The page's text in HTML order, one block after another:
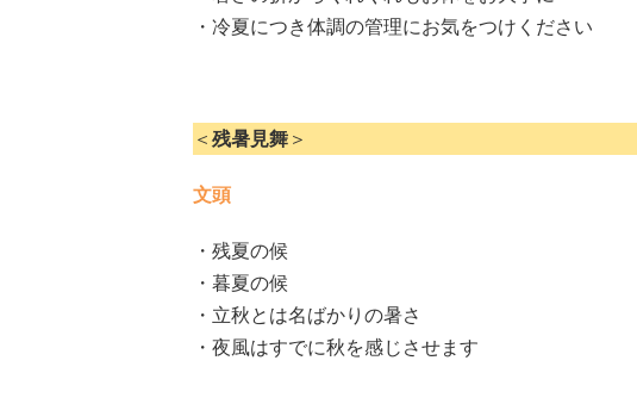
・冷夏につき体調の管理にお気をつけください
＜ 残暑見舞 ＞
文頭
・残夏の候
・暮夏の候
・立秋とは名ばかりの暑さ
・夜風はすでに秋を感じさせます